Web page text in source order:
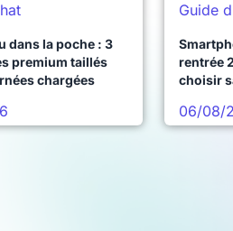
dans la poche : 3
premium taillés
chargées
Guide
rentrée
choisir
06/08/